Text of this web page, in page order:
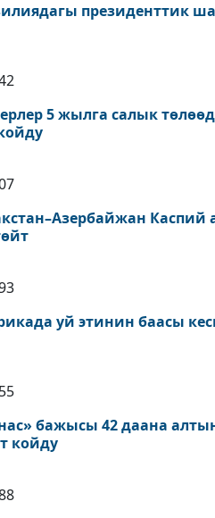
президенттик
5 жылга салык
уй этинин баасы
бажысы 42 даана
койду